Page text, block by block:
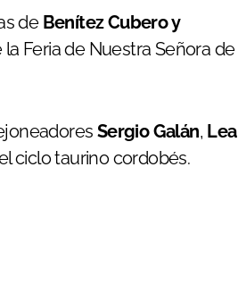
de Benítez Cubero y
Feria de Nuestra Señora de
Sergio Galán, Lea
ciclo taurino cordobés.